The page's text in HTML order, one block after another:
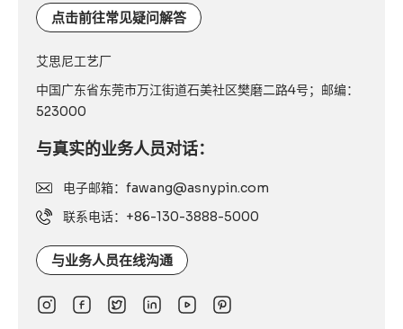
点击前往常见疑问解答
艾思尼工艺厂
中国广东省东莞市万江街道石美社区樊磨二路4号；邮编：
523000
与真实的业务人员对话：
电子邮箱：fawang@asnypin.com
联系电话：+86-130-3888-5000
与业务人员在线沟通